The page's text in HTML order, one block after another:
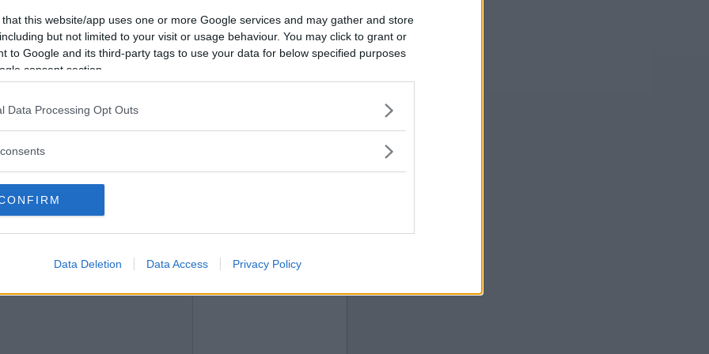
that this website/app uses one or more Google services and may gather and store
but not limited to your visit or usage behaviour. You may click to grant or
to Google and its third-party tags to use your data for below specified purposes
consent section.
Data Processing Opt Outs
Data Deletion Data Access Privacy Policy
2020-09-12 14:37
2020-09-14 08:51
Vill du bli
medlem?